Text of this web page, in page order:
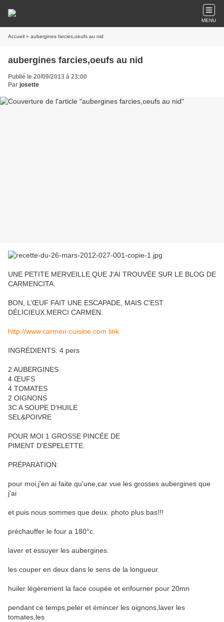
MENU
Accueil » aubergines farcies,oeufs au nid
aubergines farcies,oeufs au nid
Publié le 20/09/2013 à 23:00
Par josette
UNE PETITE MERVEILLE QUE J'AI TROUVÉE SUR LE BLOG DE
CARMENCITA.
BON, L’ŒUF FAIT UNE ESCAPADE, MAIS C'EST
DÉLICIEUX.MERCI CARMEN.
http://www.carmen-cuisine.com link
INGRÉDIENTS: 4 pers
2 AUBERGINES
4 ŒUFS
4 TOMATES
2 OIGNONS
3C A SOUPE D'HUILE
SEL&POIVRE
POUR MOI 1 GROSSE PINCÉE DE
PIMENT D'ESPELETTE.
PRÉPARATION:
pour moi,j'en ai faite qu'une,car vue les grosses aubergines que
j'ai
et puis nous sommes que deux. photo plus bas!!!
préchauffer le four a 180°c.
laver et essuyer les aubergines.
les couper en deux dans le sens de la longueur.
huiler légèrement la face coupée et enfourner pour 20mn
pendant ce temps,peler et émincer les oignons,laver les
tomates,les